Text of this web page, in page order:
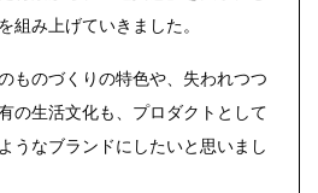
組み上げていきました。
ものづくりの特色や、失われつつ
の生活文化も、プロダクトとして
うなブランドにしたいと思いまし